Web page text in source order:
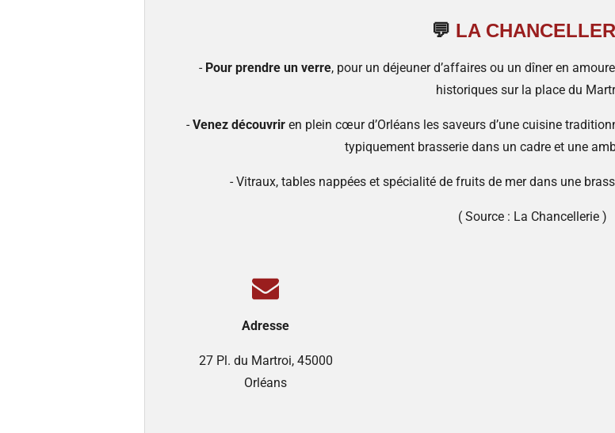
💬 LA
- Pour prendre un verre, pour un déjeuner d’affaires ou un dîner en
historiques sur la place du
-Venez découvrir en plein cœur d’Orléans les saveurs d’une cuisine
typiquement brasserie dans un cadre et une
- Vitraux, tables nappées et spécialité de fruits de mer dans une
( Source : La Chancellerie )
Adresse
27 Pl. du Martroi, 45000
Orléans